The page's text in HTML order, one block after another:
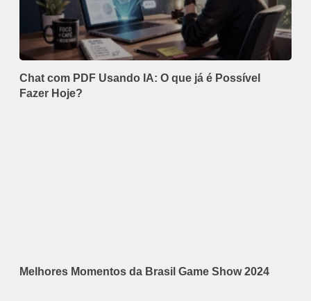
Chat com PDF Usando IA: O que já é Possível
Fazer Hoje?
Melhores Momentos da Brasil Game Show 2024